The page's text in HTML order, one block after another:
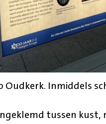
Oudkerk. Inmiddels
tussen kust,